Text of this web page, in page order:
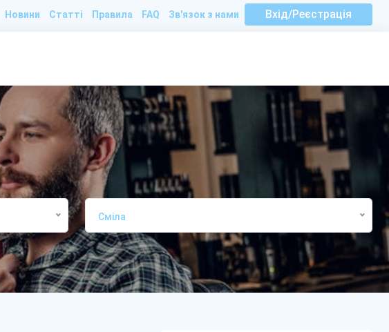
Новини Статті Правила FAQ Зв'язок з нами Вхід/Реєстрація
Сміла